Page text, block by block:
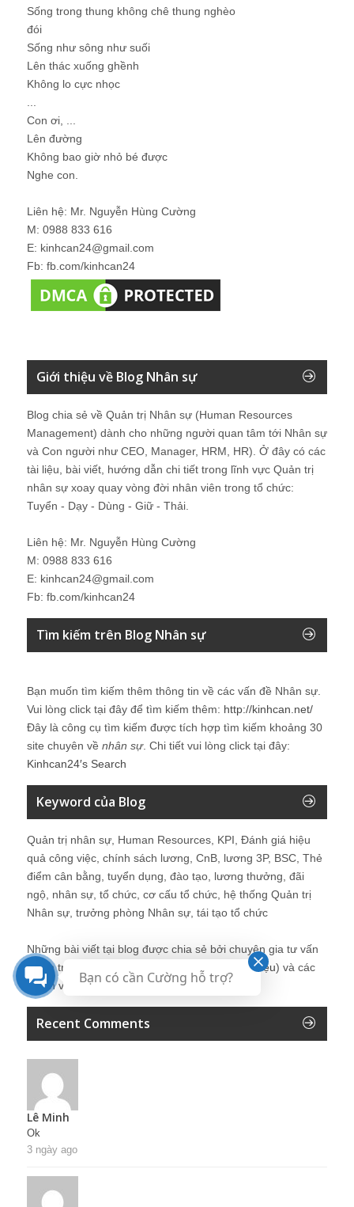
Sống trong thung không chê thung nghèo
đói
Sống như sông như suối
Lên thác xuống ghềnh
Không lo cực nhọc
Con ơi, ...
Lên đường
Không bao giờ nhỏ bé được
Nghe con.
Liên hệ: Mr. Nguyễn Hùng Cường
M: 0988 833 616
E: kinhcan24@gmail.com
Fb: fb.com/kinhcan24
Giới thiệu về Blog Nhân sự
Blog chia sẻ về Quản trị Nhân sự (Human Resources
Management) dành cho những người quan tâm tới Nhân sự
và Con người như CEO, Manager, HRM, HR). Ở đây có các
tài liệu, bài viết, hướng dẫn chi tiết trong lĩnh vực Quản trị
nhân sự xoay quay vòng đời nhân viên trong tổ chức:
Tuyển - Dạy - Dùng - Giữ - Thải.
Liên hệ: Mr. Nguyễn Hùng Cường
M: 0988 833 616
E: kinhcan24@gmail.com
Fb: fb.com/kinhcan24
Tìm kiếm trên Blog Nhân sự
Bạn muốn tìm kiếm thêm thông tin về các vấn đề Nhân sự
Vui lòng click tại đây để tìm kiếm thêm: http://kinhcan.net/
Đây là công cụ tìm kiếm được tích hợp tìm kiếm khoảng 30
site chuyên về nhân sự. Chi tiết vui lòng click tại đây:
Kinhcan24′s Search
Keyword của Blog
Quản trị nhân sự, Human Resources, KPI, Đánh giá hiệu
quả công việc, chính sách lương, CnB, lương 3P, BSC, Thẻ
điểm cân bằng, tuyển dụng, đào tạo, lương thưởng, đãi
ngộ, nhân sự, tổ chức, cơ cấu tổ chức, hệ thống Quản trị
Nhân sự, trưởng phòng Nhân sự, tái tạo tổ chức
Những bài viết tại blog được chia sẻ bởi chuyên gia tư vấn
Quản trị Nhân sự Nguyễn Hùng Cường (
giới thiệu) và các
thành viên khác trong cộng đồng Nhân sự.
Recent Comments
Lê Minh
Ok
3 ngày ago
Bạn có cần Cường hỗ trợ?